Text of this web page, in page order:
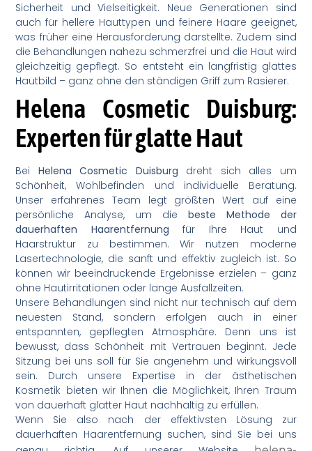
Sicherheit und Vielseitigkeit. Neue Generationen sind
auch für hellere Hauttypen und feinere Haare geeignet,
was früher eine Herausforderung darstellte. Zudem sind
die Behandlungen nahezu schmerzfrei und die Haut wird
gleichzeitig gepflegt. So entsteht ein langfristig glattes
Hautbild – ganz ohne den ständigen Griff zum Rasierer.
Helena Cosmetic Duisburg:
Experten für glatte Haut
Bei Helena Cosmetic Duisburg dreht sich alles um
Schönheit, Wohlbefinden und individuelle Beratung.
Unser erfahrenes Team legt größten Wert auf eine
persönliche Analyse, um die beste Methode der
dauerhaften Haarentfernung für Ihre Haut und
Haarstruktur zu bestimmen. Wir nutzen moderne
Lasertechnologie, die sanft und effektiv zugleich ist. So
können wir beeindruckende Ergebnisse erzielen – ganz
ohne Hautirritationen oder lange Ausfallzeiten.
Unsere Behandlungen sind nicht nur technisch auf dem
neuesten Stand, sondern erfolgen auch in einer
entspannten, gepflegten Atmosphäre. Denn uns ist
bewusst, dass Schönheit mit Vertrauen beginnt. Jede
Sitzung bei uns soll für Sie angenehm und wirkungsvoll
sein. Durch unsere Expertise in der ästhetischen
Kosmetik bieten wir Ihnen die Möglichkeit, Ihren Traum
von dauerhaft glatter Haut nachhaltig zu erfüllen.
Wenn Sie also nach der effektivsten Lösung zur
dauerhaften Haarentfernung suchen, sind Sie bei uns